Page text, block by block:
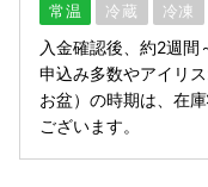
常温 冷蔵 冷凍
入金確認後、約2週間
申込み多数やアイリ
お盆）の時期は、在
ございます。